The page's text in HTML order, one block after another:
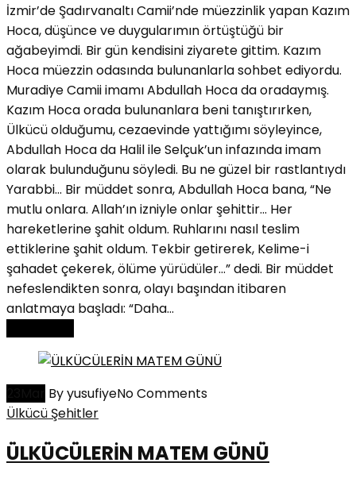
İzmir’de Şadırvanaltı Camii’nde müezzinlik yapan Kazım
Hoca, düşünce ve duygularımın örtüştüğü bir
ağabeyimdi. Bir gün kendisini ziyarete gittim. Kazım
Hoca müezzin odasında bulunanlarla sohbet ediyordu.
Muradiye Camii imamı Abdullah Hoca da oradaymış.
Kazım Hoca orada bulunanlara beni tanıştırırken,
Ülkücü olduğumu, cezaevinde yattığımı söyleyince,
Abdullah Hoca da Halil ile Selçuk’un infazında imam
olarak bulunduğunu söyledi. Bu ne güzel bir rastlantıydı
Yarabbi... Bir müddet sonra, Abdullah Hoca bana, “Ne
mutlu onlara. Allah’ın izniyle onlar şehittir... Her
hareketlerine şahit oldum. Ruhlarını nasıl teslim
ettiklerine şahit oldum. Tekbir getirerek, Kelime-i
şahadet çekerek, ölüme yürüdüler...” dedi. Bir müddet
nefeslendikten sonra, olayı başından itibaren
anlatmaya başladı: “Daha...
By yusufiyeNo Comments
Ülkücü Şehitler
ÜLKÜCÜLERİN MATEM GÜNÜ